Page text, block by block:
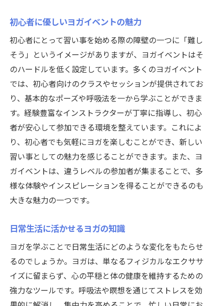
ヨガイベントから得るインスピレーション
人生の転機としてのヨガ
ヨガが与えるキャリアへの影響
習い事から得られる自己成長
ヨガイベントで新しい習い事を日常に取り入れ
る
ヨガを日常生活に組み込む方法
家庭でのヨガ習慣の始め方
ヨガイベントを活用した継続習慣
日常でのヨガ活用テクニック
ヨガをライフスタイルに統合する
日々の生活にヨガを取り入れるメリット
初心者に優しいヨガイベントの魅力
初心者にとって習い事を始める際の障壁の一つに「難し
そう」というイメージがありますが、ヨガイベントはそ
のハードルを低く設定しています。多くのヨガイベント
では、初心者向けのクラスやセッションが提供されてお
り、基本的なポーズや呼吸法を一から学ぶことができま
す。経験豊富なインストラクターが丁寧に指導し、初心
者が安心して参加できる環境を整えています。これによ
り、初心者でも気軽にヨガを楽しむことができ、新しい
習い事としての魅力を感じることができます。また、ヨ
ガイベントは、違うレベルの参加者が集まることで、多
様な体験やインスピレーションを得ることができるのも
大きな魅力の一つです。
日常生活に活かせるヨガの知識
ヨガを学ぶことで日常生活にどのような変化をもたらせ
るのでしょうか。ヨガは、単なるフィジカルなエクササ
イズに留まらず、心の平穏と体の健康を維持するための
強力なツールです。呼吸法や瞑想を通じてストレスを効